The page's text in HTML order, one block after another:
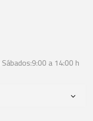
Sábados:9:00 a 14:00 h